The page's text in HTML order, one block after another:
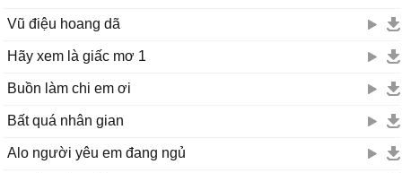
Vũ điệu hoang dã
Hãy xem là giấc mơ 1
Buồn làm chi em ơi
Bất quá nhân gian
Alo người yêu em đang ngủ